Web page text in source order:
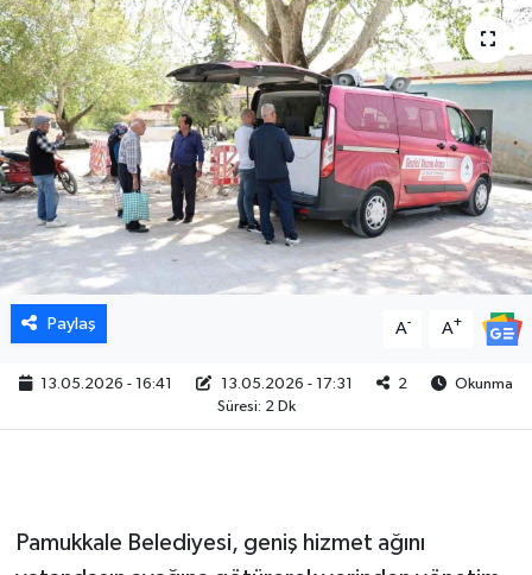
Paylaş A- A+
13.05.2026 - 16:41 13.05.2026 - 17:31 2
Okunma
Süresi: 2 Dk
Pamukkale Belediyesi, geniş hizmet ağını